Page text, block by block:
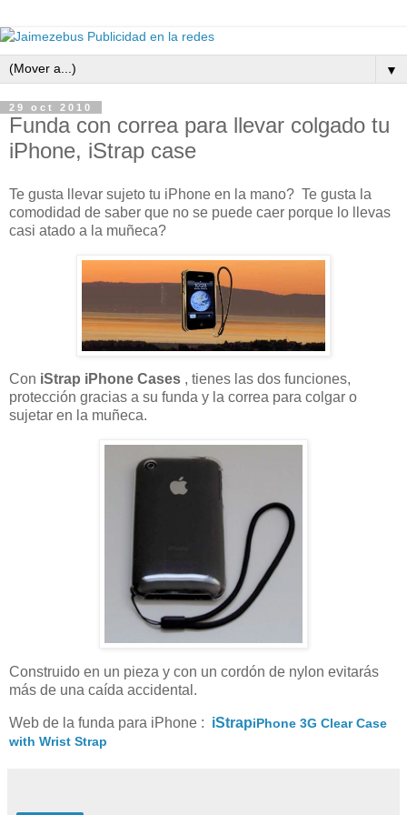
▼
29 oct 2010
Funda con correa para llevar colgado tu
iPhone, iStrap case
Te gusta llevar sujeto tu iPhone en la mano? Te gusta la
comodidad de saber que no se puede caer porque lo llevas
casi atado a la muñeca?
Con iStrap iPhone Cases , tienes las dos funciones,
protección gracias a su funda y la correa para colgar o
sujetar en la muñeca.
Construido en un pieza y con un cordón de nylon evitarás
más de una caída accidental.
Web de la funda para iPhone : iStrapiPhone 3G Clear Case
with Wrist Strap